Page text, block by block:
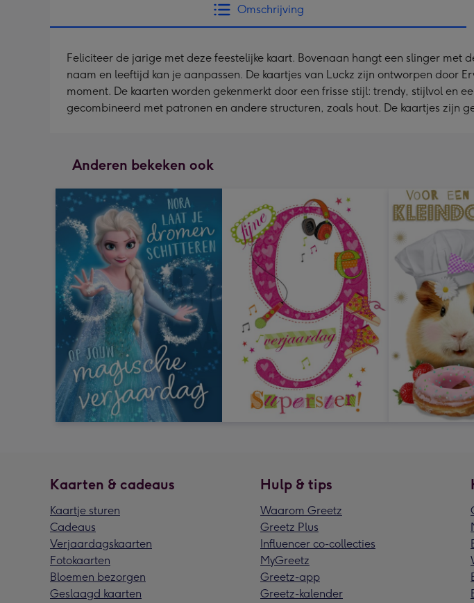
Omschrijving
Feliciteer de jarige met deze feestelijke kaart. Bovenaan hangt een slinger met
naam en leeftijd kan je aanpassen. De kaartjes van Luckz zijn ontworpen door
moment. De kaarten worden gekenmerkt door een frisse stijl: trendy, stijlvol en
gecombineerd met patronen en andere structuren, zoals hout. De kaartjes zijn
Anderen bekeken ook
Kaarten & cadeaus
Kaartje sturen
Cadeaus
Verjaardagskaarten
Fotokaarten
Bloemen bezorgen
Geslaagd kaarten
Hulp & tips
Waarom Greetz
Greetz Plus
Influencer co-collecties
MyGreetz
Greetz-app
Greetz-kalender